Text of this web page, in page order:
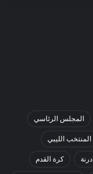
المجلس الرئاسي
المنتخب الليبي
درنة كرة القدم